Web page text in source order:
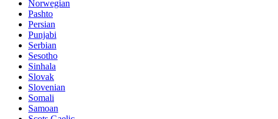
Norwegian
Pashto
Persian
Punjabi
Serbian
Sesotho
Sinhala
Slovak
Slovenian
Somali
Samoan